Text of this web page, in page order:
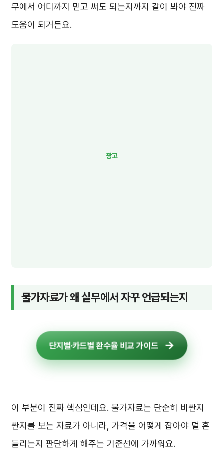
무에서 어디까지 믿고 써도 되는지까지 같이 봐야 진짜
도움이 되거든요.
물가자료가 왜 실무에서 자꾸 언급되는지
단지별·카드별 환수율 비교 가이드
이 부분이 진짜 핵심인데요. 물가자료는 단순히 비싼지
싼지를 보는 자료가 아니라, 가격을 어떻게 잡아야 덜 흔
들리는지 판단하게 해주는 기준선에 가까워요.